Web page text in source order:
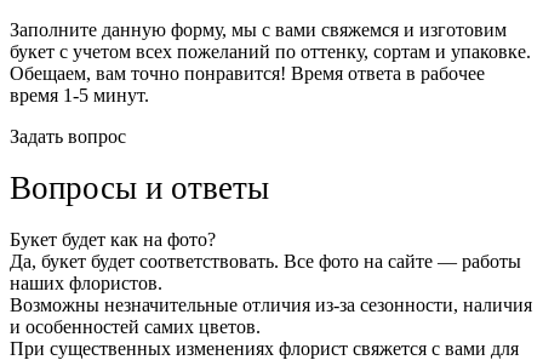
Заполните данную форму, мы с вами свяжемся и изготовим
букет с учетом всех пожеланий по оттенку, сортам и упаковке.
Обещаем, вам точно понравится! Время ответа в рабочее
время 1-5 минут.
Задать вопрос
Вопросы и ответы
Букет будет как на фото?
Да, букет будет соответствовать. Все фото на сайте — работы
наших флористов.
Возможны незначительные отличия из-за сезонности, наличия
и особенностей самих цветов.
При существенных изменениях флорист свяжется с вами для